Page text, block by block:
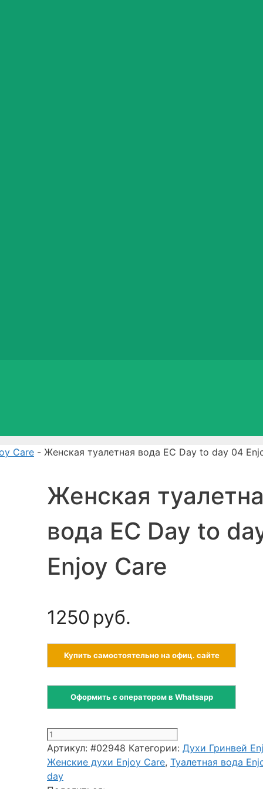
Care - Женская туалетная вода EC Day to day 04
Женская
вода EC Day to
Enjoy Care
1250 руб.
Купить самостоятельно на офиц. сайте
Оформить с оператором в Whatsapp
Количество
товара
Женская
туалетная
Артикул: #02948 Категории: Духи Гринвей
Женские духи Enjoy Care, Туалетная вода
day